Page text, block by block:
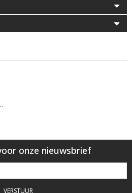
onze nieuwsbrief
VERSTUUR